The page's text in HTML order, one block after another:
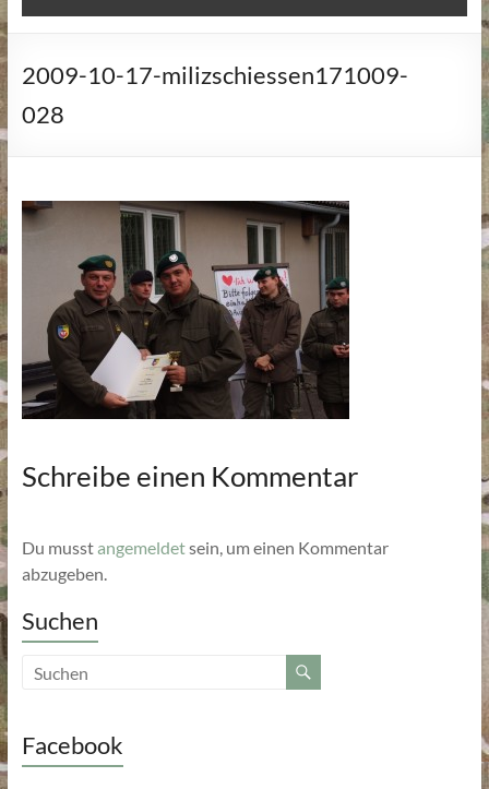
2009-10-17-milizschiessen171009-
028
Schreibe einen Kommentar
Du musstangemeldetsein, um einen Kommentar
abzugeben.
Suchen
Facebook